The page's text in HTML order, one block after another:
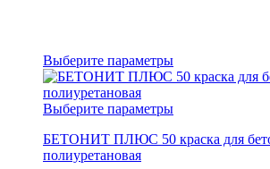
Выберите параметры
Выберите параметры
БЕТОНИТ ПЛЮС 50 краска для
полиуретановая